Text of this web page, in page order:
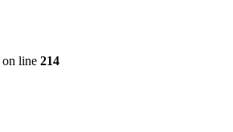
on line 214